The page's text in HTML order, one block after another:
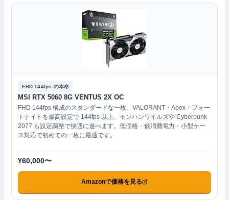
FHD 144fps の本命
MSI RTX 5060 8G VENTUS 2X OC
FHD 144fps 構成のスタンダードな一枚。VALORANT・Apex・フォー
トナイトを最高設定で 144fps 以上、モンハンワイルズや Cyberpunk
2077 も設定調整で快適に遊べます。低価格・低消費電力・小型ケー
ス対応で初めての一枚に最適です。
¥60,000〜
Amazonで価格を見る